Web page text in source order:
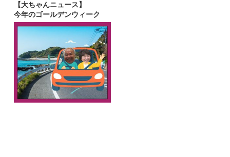
【大ちゃんニュース】
今年のゴールデンウィーク